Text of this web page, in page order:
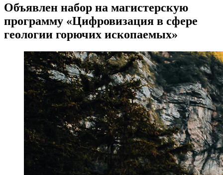
Объявлен набор на магистерскую
программу «Цифровизация в сфере
геологии горючих ископаемых»